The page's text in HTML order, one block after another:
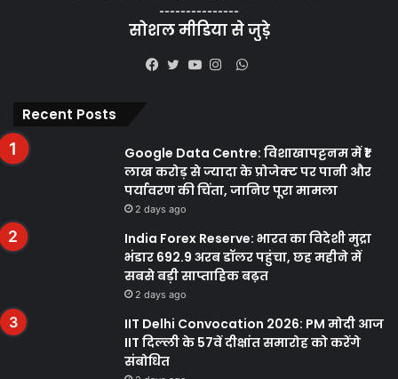
---------------
सोशल मीडिया से जुड़े
WhatsApp
Recent Posts
Google Data Centre: विशाखापट्टनम में ₹1
लाख करोड़ से ज्यादा के प्रोजेक्ट पर पानी और
पर्यावरण की चिंता, जानिए पूरा मामला
2 days ago
India Forex Reserve: भारत का विदेशी मुद्रा
भंडार 692.9 अरब डॉलर पहुंचा, छह महीने में
सबसे बड़ी साप्ताहिक बढ़त
2 days ago
IIT Delhi Convocation 2026: PM मोदी आज
IIT दिल्ली के 57वें दीक्षांत समारोह को करेंगे
संबोधित